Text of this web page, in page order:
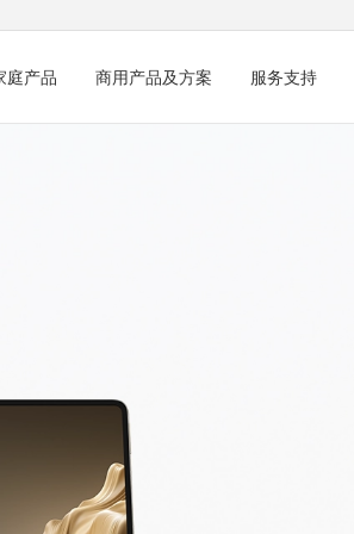
庭产品 商用产品及方案 服务支持